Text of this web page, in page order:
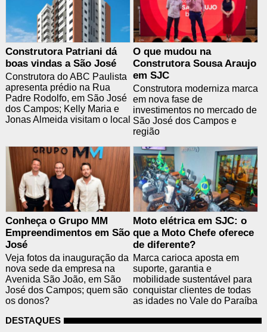
Construtora Patriani dá
boas vindas a São José
Construtora do ABC Paulista
apresenta prédio na Rua
Padre Rodolfo, em São José
dos Campos; Kelly Maria e
Jonas Almeida visitam o local
O que mudou na
Construtora Sousa Araujo
em SJC
Construtora moderniza marca
em nova fase de
investimentos no mercado de
São José dos Campos e
região
Conheça o Grupo MM
Empreendimentos em São
José
Veja fotos da inauguração da
nova sede da empresa na
Avenida São João, em São
José dos Campos; quem são
os donos?
Moto elétrica em SJC: o
que a Moto Chefe oferece
de diferente?
Marca carioca aposta em
suporte, garantia e
mobilidade sustentável para
conquistar clientes de todas
as idades no Vale do Paraíba
DESTAQUES